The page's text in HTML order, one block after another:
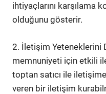
ihtiyaçlarını karşılama
olduğunu gösterir.
2. İletişim Yeteneklerini
memnuniyeti için etkili
toptan satıcı ile
veren bir iletişim